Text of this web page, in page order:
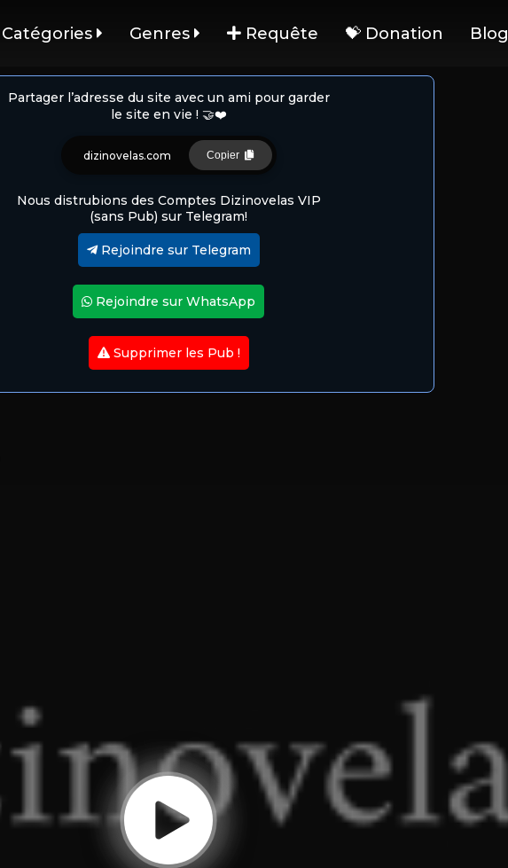
Catégories Genres Requête 💝 Donation Blog
Partager l’adresse du site avec un ami pour garder
le site en vie ! 🤝❤️
dizinovelas.com Copier
Nous distrubions des Comptes Dizinovelas VIP
(sans Pub) sur Telegram!
Rejoindre sur Telegram
Rejoindre sur WhatsApp
Supprimer les Pub !